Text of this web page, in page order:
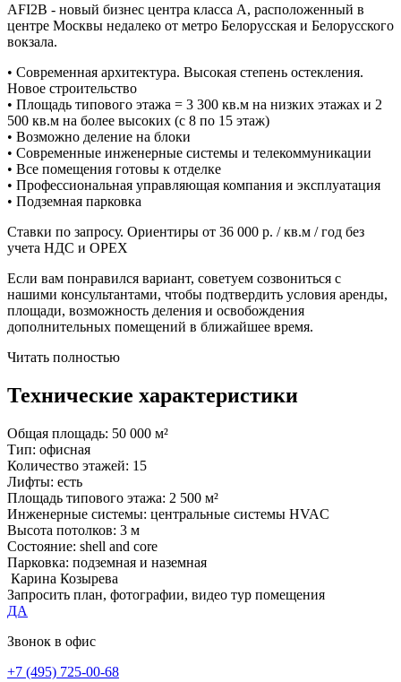
AFI2B - новый бизнес центра класса А, расположенный в
центре Москвы недалеко от метро Белорусская и Белорусского
вокзала.
• Современная архитектура. Высокая степень остекления.
Новое строительство
• Площадь типового этажа = 3 300 кв.м на низких этажах и 2
500 кв.м на более высоких (с 8 по 15 этаж)
• Возможно деление на блоки
• Современные инженерные системы и телекоммуникации
• Все помещения готовы к отделке
• Профессиональная управляющая компания и эксплуатация
• Подземная парковка
Ставки по запросу. Ориентиры от 36 000 р. / кв.м / год без
учета НДС и ОРЕХ
Если вам понравился вариант, советуем созвониться с
нашими консультантами, чтобы подтвердить условия аренды,
площади, возможность деления и освобождения
дополнительных помещений в ближайшее время.
Читать полностью
Технические характеристики
Общая площадь: 50 000 м²
Тип: офисная
Количество этажей: 15
Лифты: есть
Площадь типового этажа: 2 500 м²
Инженерные системы: центральные системы HVAC
Высота потолков: 3 м
Состояние: shell and core
Парковка: подземная и наземная
Карина Козырева
Запросить план, фотографии, видео тур помещения
ДА
Звонок в офис
+7 (495) 725-00-68